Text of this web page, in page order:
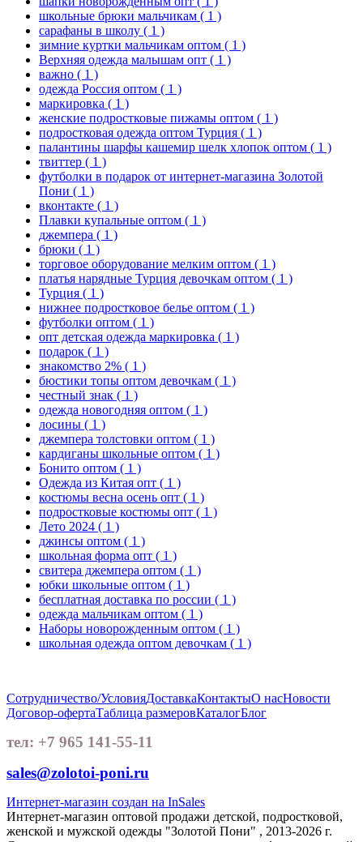
школьные брюки мальчикам ( 1 )
сарафаны в школу ( 1 )
зимние куртки мальчикам оптом ( 1 )
Верхняя одежда малышам опт ( 1 )
важно ( 1 )
одежда Россия оптом ( 1 )
маркировка ( 1 )
женские подростковые пижамы оптом ( 1 )
подростковая одежда оптом Турция ( 1 )
палантины шарфы кашемир шелк хлопок оптом ( 1 )
твиттер ( 1 )
футболки в подарок от интернет-магазина Золотой
Пони ( 1 )
вконтакте ( 1 )
Плавки купальные оптом ( 1 )
джемпера ( 1 )
брюки ( 1 )
торговое оборудование мелким оптом ( 1 )
платья нарядные Турция девочкам оптом ( 1 )
Турция ( 1 )
нижнее подростковое белье оптом ( 1 )
футболки оптом ( 1 )
опт детская одежда маркировка ( 1 )
подарок ( 1 )
знакомство 2% ( 1 )
бюстики топы оптом девочкам ( 1 )
честный знак ( 1 )
одежда новогодняя оптом ( 1 )
лосины ( 1 )
джемпера толстовки оптом ( 1 )
кардиганы школьные оптом ( 1 )
Бонито оптом ( 1 )
Одежда из Китая опт ( 1 )
костюмы весна осень опт ( 1 )
подростковые костюмы опт ( 1 )
Лето 2024 ( 1 )
джинсы оптом ( 1 )
школьная форма опт ( 1 )
свитера джемпера оптом ( 1 )
юбки школьные оптом ( 1 )
бесплатная доставка по россии ( 1 )
одежда мальчикам оптом ( 1 )
Наборы новорожденным оптом ( 1 )
школьная одежда оптом девочкам ( 1 )
Сотрудничество/УсловияДоставкаКонтактыО насНовости
Договор-офертаТаблица размеровКаталогБлог
тел: +7 965 141-55-11
sales@zolotoi-poni.ru
Интернет-магазин создан на InSales
Интернет-магазин оптовой продажи детской, подростковой,
женской и мужской одежды "Золотой Пони" , 2013-2026 г.